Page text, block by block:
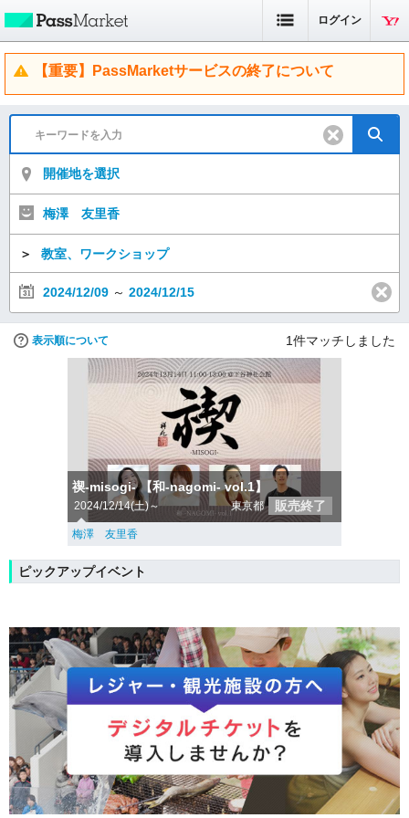
ログイン
【重要】PassMarketサービスの終了について
開催地を選択
梅澤 友里香
＞ 教室、ワークショップ
2024/12/09 ～ 2024/12/15
表示順について 1件マッチしました
禊-misogi- 【和-nagomi- vol.1】
2024/12/14(土)～ 東京都 販売終了
梅澤 友里香
ピックアップイベント